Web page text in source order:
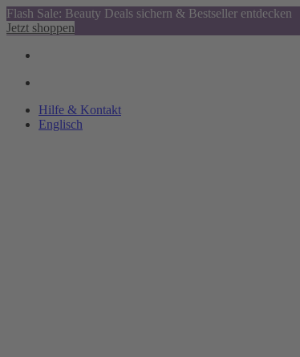
Flash Sale: Beauty Deals sichern & Bestseller entdecken
Jetzt shoppen
Hilfe & Kontakt
Englisch